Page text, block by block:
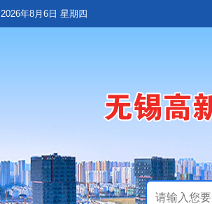
2026年8月6日 星期四